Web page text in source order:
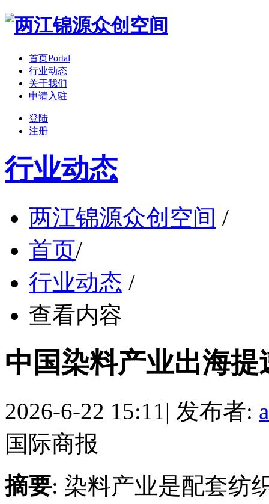
首页Portal
行业动态
关于我们
申请入驻
登陆
注册
行业动态
两江锦源众创空间 /
首页/
行业动态 /
查看内容
中国染料产业出海提
2026-6-22 15:11| 发布者:
国际商报
摘要: 染料产业是配套纺